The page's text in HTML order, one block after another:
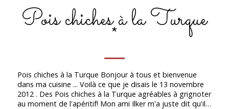
Pois chiches à la Turque
*
Pois chiches à la Turque Bonjour à tous et bienvenue
dans ma cuisine ... Voilà ce que je disais le 13 novembre
2012 . Des Pois chiches à la Turque agréables à grignoter
au moment de l'apéritif! Mon ami Ilker m'a juste dit qu'il…